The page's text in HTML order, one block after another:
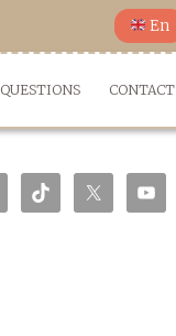
En
QUESTIONS CONTACT